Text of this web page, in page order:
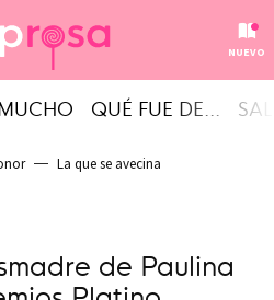
NUEVO
QUÉ FUE DE...
La que se avecina
de Paulina